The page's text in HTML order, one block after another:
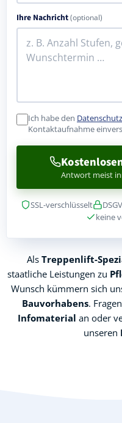
Ihre Nachricht(optional)
Ich habe den Datenschutz
Kontaktaufnahme
Antwort meist
SSL-verschlüsselt
keine
Als Treppenlift-
staatliche Leistungen zu
Wunsch kümmern sich
Bauvorhabens.
Infomaterial an oder
unseren